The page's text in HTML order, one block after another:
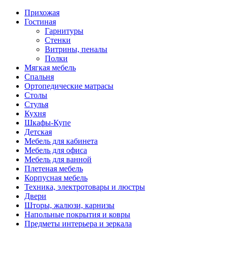
Прихожая
Гостиная
Гарнитуры
Стенки
Витрины, пеналы
Полки
Мягкая мебель
Спальня
Ортопедические матрасы
Столы
Стулья
Кухня
Шкафы-Купе
Детская
Мебель для кабинета
Мебель для офиса
Мебель для ванной
Плетеная мебель
Корпусная мебель
Техника, электротовары и люстры
Двери
Шторы, жалюзи, карнизы
Напольные покрытия и ковры
Предметы интерьера и зеркала